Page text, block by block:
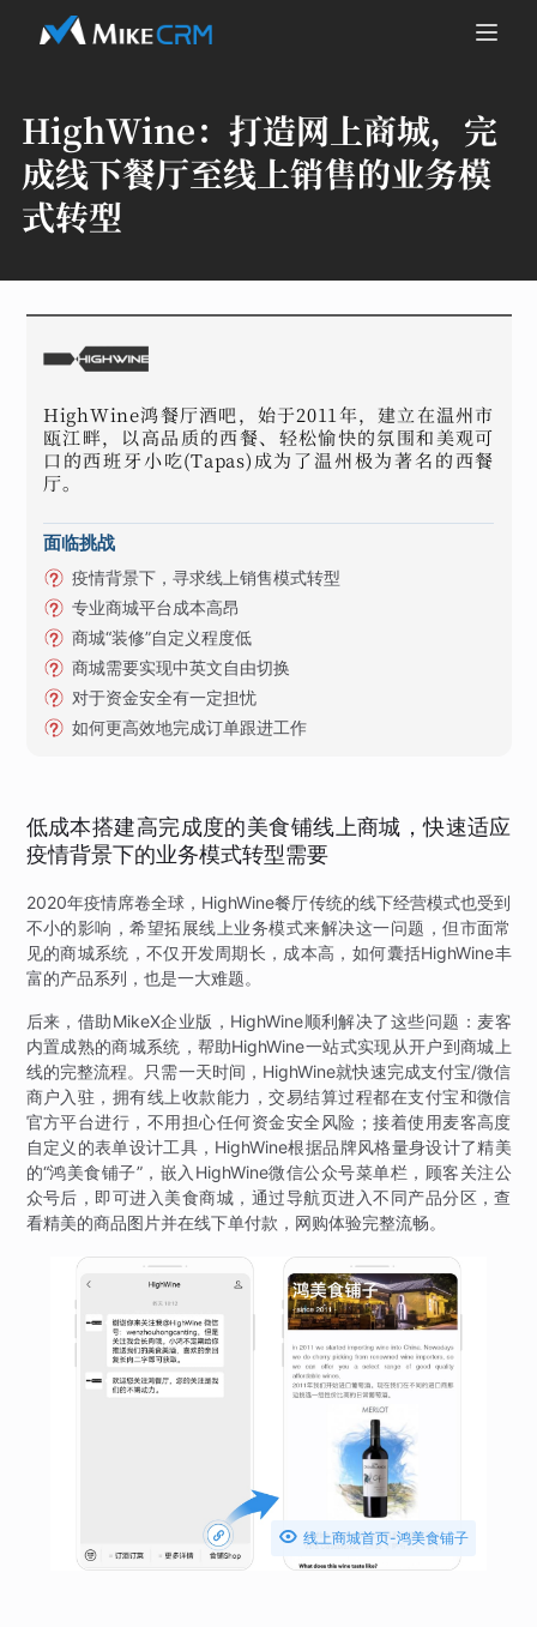
HighWine： 打造网上商城，完
成线下餐厅至线上销售的业务模
式转型
HighWine鸿餐厅酒吧，始于2011年，建立在温州市
瓯江畔，以高品质的西餐、轻松愉快的氛围和美观可
口的西班牙小吃(Tapas)成为了温州极为著名的西餐
厅。
面临挑战
疫情背景下，寻求线上销售模式转型
专业商城平台成本高昂
商城“装修”自定义程度低
商城需要实现中英文自由切换
对于资金安全有一定担忧
如何更高效地完成订单跟进工作
低成本搭建高完成度的美食铺线上商城，快速适应
疫情背景下的业务模式转型需要
2020年疫情席卷全球，HighWine餐厅传统的线下经营模式也受到
不小的影响，希望拓展线上业务模式来解决这一问题，但市面常
见的商城系统，不仅开发周期长，成本高，如何囊括HighWine丰
富的产品系列，也是一大难题。
后来，借助MikeX企业版，HighWine顺利解决了这些问题：麦客
内置成熟的商城系统，帮助HighWine一站式实现从开户到商城上
线的完整流程。只需一天时间，HighWine就快速完成支付宝/微信
商户入驻，拥有线上收款能力，交易结算过程都在支付宝和微信
官方平台进行，不用担心任何资金安全风险；接着使用麦客高度
自定义的表单设计工具，HighWine根据品牌风格量身设计了精美
的“鸿美食铺子”，嵌入HighWine微信公众号菜单栏，顾客关注公
众号后，即可进入美食商城，通过导航页进入不同产品分区，查
看精美的商品图片并在线下单付款，网购体验完整流畅。
 线上商城首页-鸿美食铺子